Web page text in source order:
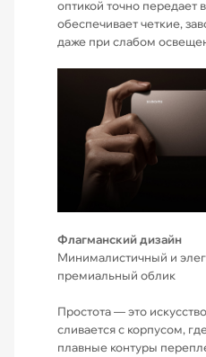
оптикой точно передает
обеспечивает четкие,
даже при слабом
Флагманский дизайн
Минималистичный и
премиальный облик
Простота — это
сливается с корпусом,
плавные контуры